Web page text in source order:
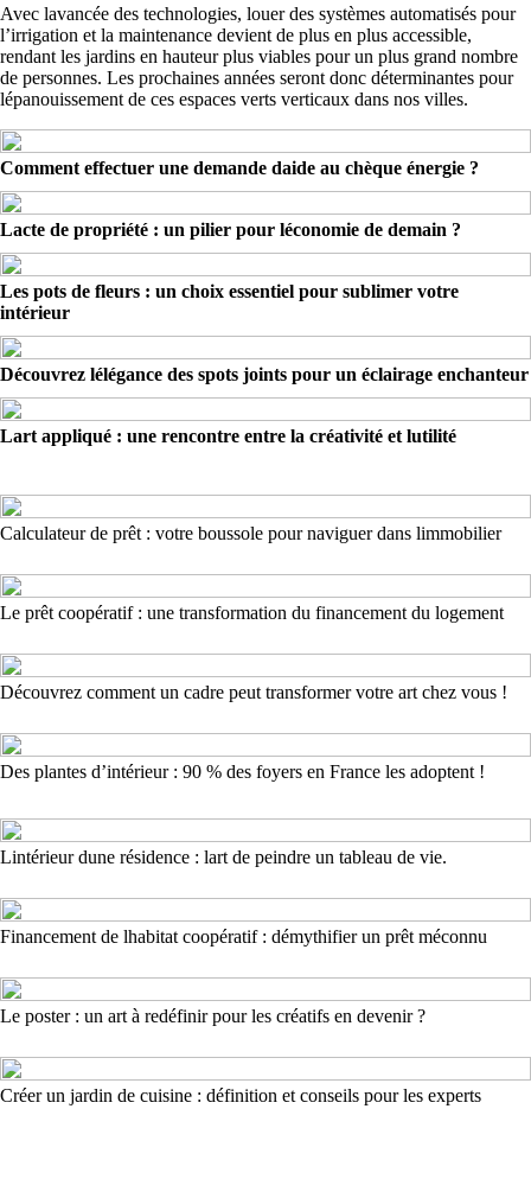
Avec lavancée des technologies, louer des systèmes automatisés pour
l’irrigation et la maintenance devient de plus en plus accessible,
rendant les jardins en hauteur plus viables pour un plus grand nombre
de personnes. Les prochaines années seront donc déterminantes pour
lépanouissement de ces espaces verts verticaux dans nos villes.
Comment effectuer une demande daide au chèque énergie ?
Lacte de propriété : un pilier pour léconomie de demain ?
Les pots de fleurs : un choix essentiel pour sublimer votre
intérieur
Découvrez lélégance des spots joints pour un éclairage enchanteur
Lart appliqué : une rencontre entre la créativité et lutilité
Calculateur de prêt : votre boussole pour naviguer dans limmobilier
Le prêt coopératif : une transformation du financement du logement
Découvrez comment un cadre peut transformer votre art chez vous !
Des plantes d’intérieur : 90 % des foyers en France les adoptent !
Lintérieur dune résidence : lart de peindre un tableau de vie.
Financement de lhabitat coopératif : démythifier un prêt méconnu
Le poster : un art à redéfinir pour les créatifs en devenir ?
Créer un jardin de cuisine : définition et conseils pour les experts